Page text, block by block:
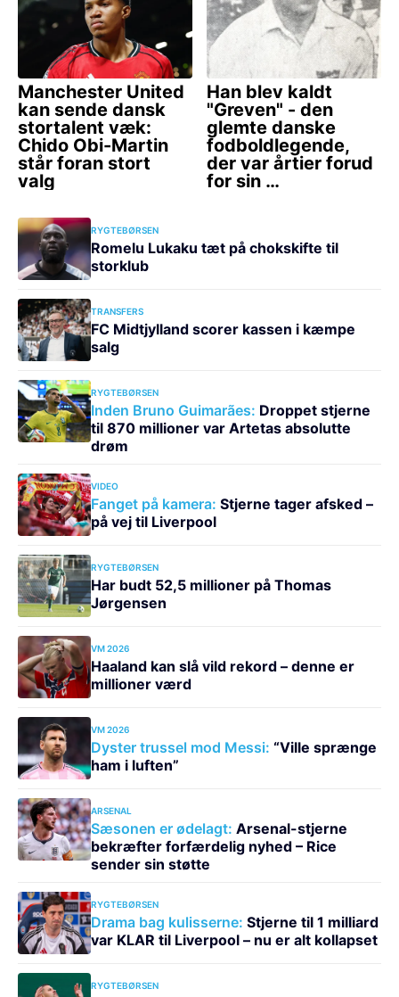
RYGTEBØRSEN
Romelu Lukaku tæt på chokskifte til
storklub
TRANSFERS
FC Midtjylland scorer kassen i kæmpe
salg
RYGTEBØRSEN
Inden Bruno Guimarães: Droppet stjerne
til 870 millioner var Artetas absolutte
drøm
VIDEO
Fanget på kamera: Stjerne tager afsked –
på vej til Liverpool
RYGTEBØRSEN
Har budt 52,5 millioner på Thomas
Jørgensen
VM 2026
Haaland kan slå vild rekord – denne er
millioner værd
VM 2026
Dyster trussel mod Messi: “Ville sprænge
ham i luften”
ARSENAL
Sæsonen er ødelagt: Arsenal-stjerne
bekræfter forfærdelig nyhed – Rice
sender sin støtte
RYGTEBØRSEN
Drama bag kulisserne: Stjerne til 1 milliard
var KLAR til Liverpool – nu er alt kollapset
RYGTEBØRSEN